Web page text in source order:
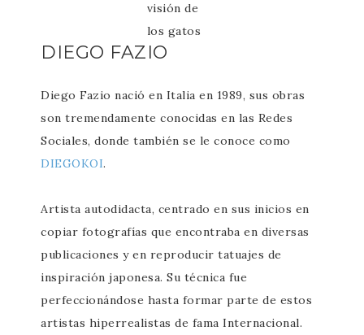
visión de
los gatos
DIEGO FAZIO
Diego Fazio nació en Italia en 1989, sus obras
son tremendamente conocidas en las Redes
Sociales, donde también se le conoce como
DIEGOKOI.
Artista autodidacta, centrado en sus inicios en
copiar fotografías que encontraba en diversas
publicaciones y en reproducir tatuajes de
inspiración japonesa. Su técnica fue
perfeccionándose hasta formar parte de estos
artistas hiperrealistas de fama Internacional.